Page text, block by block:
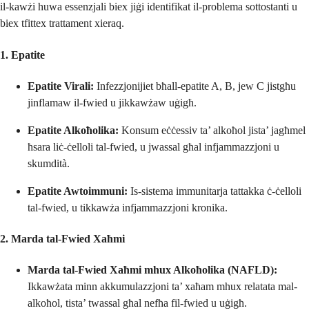
il-kawżi huwa essenzjali biex jiġi identifikat il-problema sottostanti u
biex tfittex trattament xieraq.
1. Epatite
Epatite Virali: Infezzjonijiet bħall-epatite A, B, jew C jistgħu
jinflamaw il-fwied u jikkawżaw uġigħ.
Epatite Alkoħolika: Konsum eċċessiv ta’ alkoħol jista’ jagħmel
ħsara liċ-ċelloli tal-fwied, u jwassal għal infjammazzjoni u
skumdità.
Epatite Awtoimmuni: Is-sistema immunitarja tattakka ċ-ċelloli
tal-fwied, u tikkawża infjammazzjoni kronika.
2. Marda tal-Fwied Xaħmi
Marda tal-Fwied Xaħmi mhux Alkoħolika (NAFLD):
Ikkawżata minn akkumulazzjoni ta’ xaħam mhux relatata mal-
alkoħol, tista’ twassal għal nefħa fil-fwied u uġigħ.